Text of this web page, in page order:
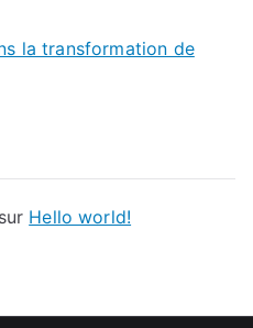
la transformation de
sur Hello world!